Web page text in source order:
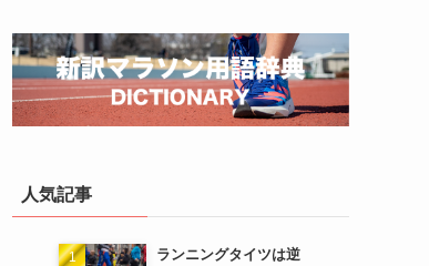
人気記事
ランニングタイツは逆